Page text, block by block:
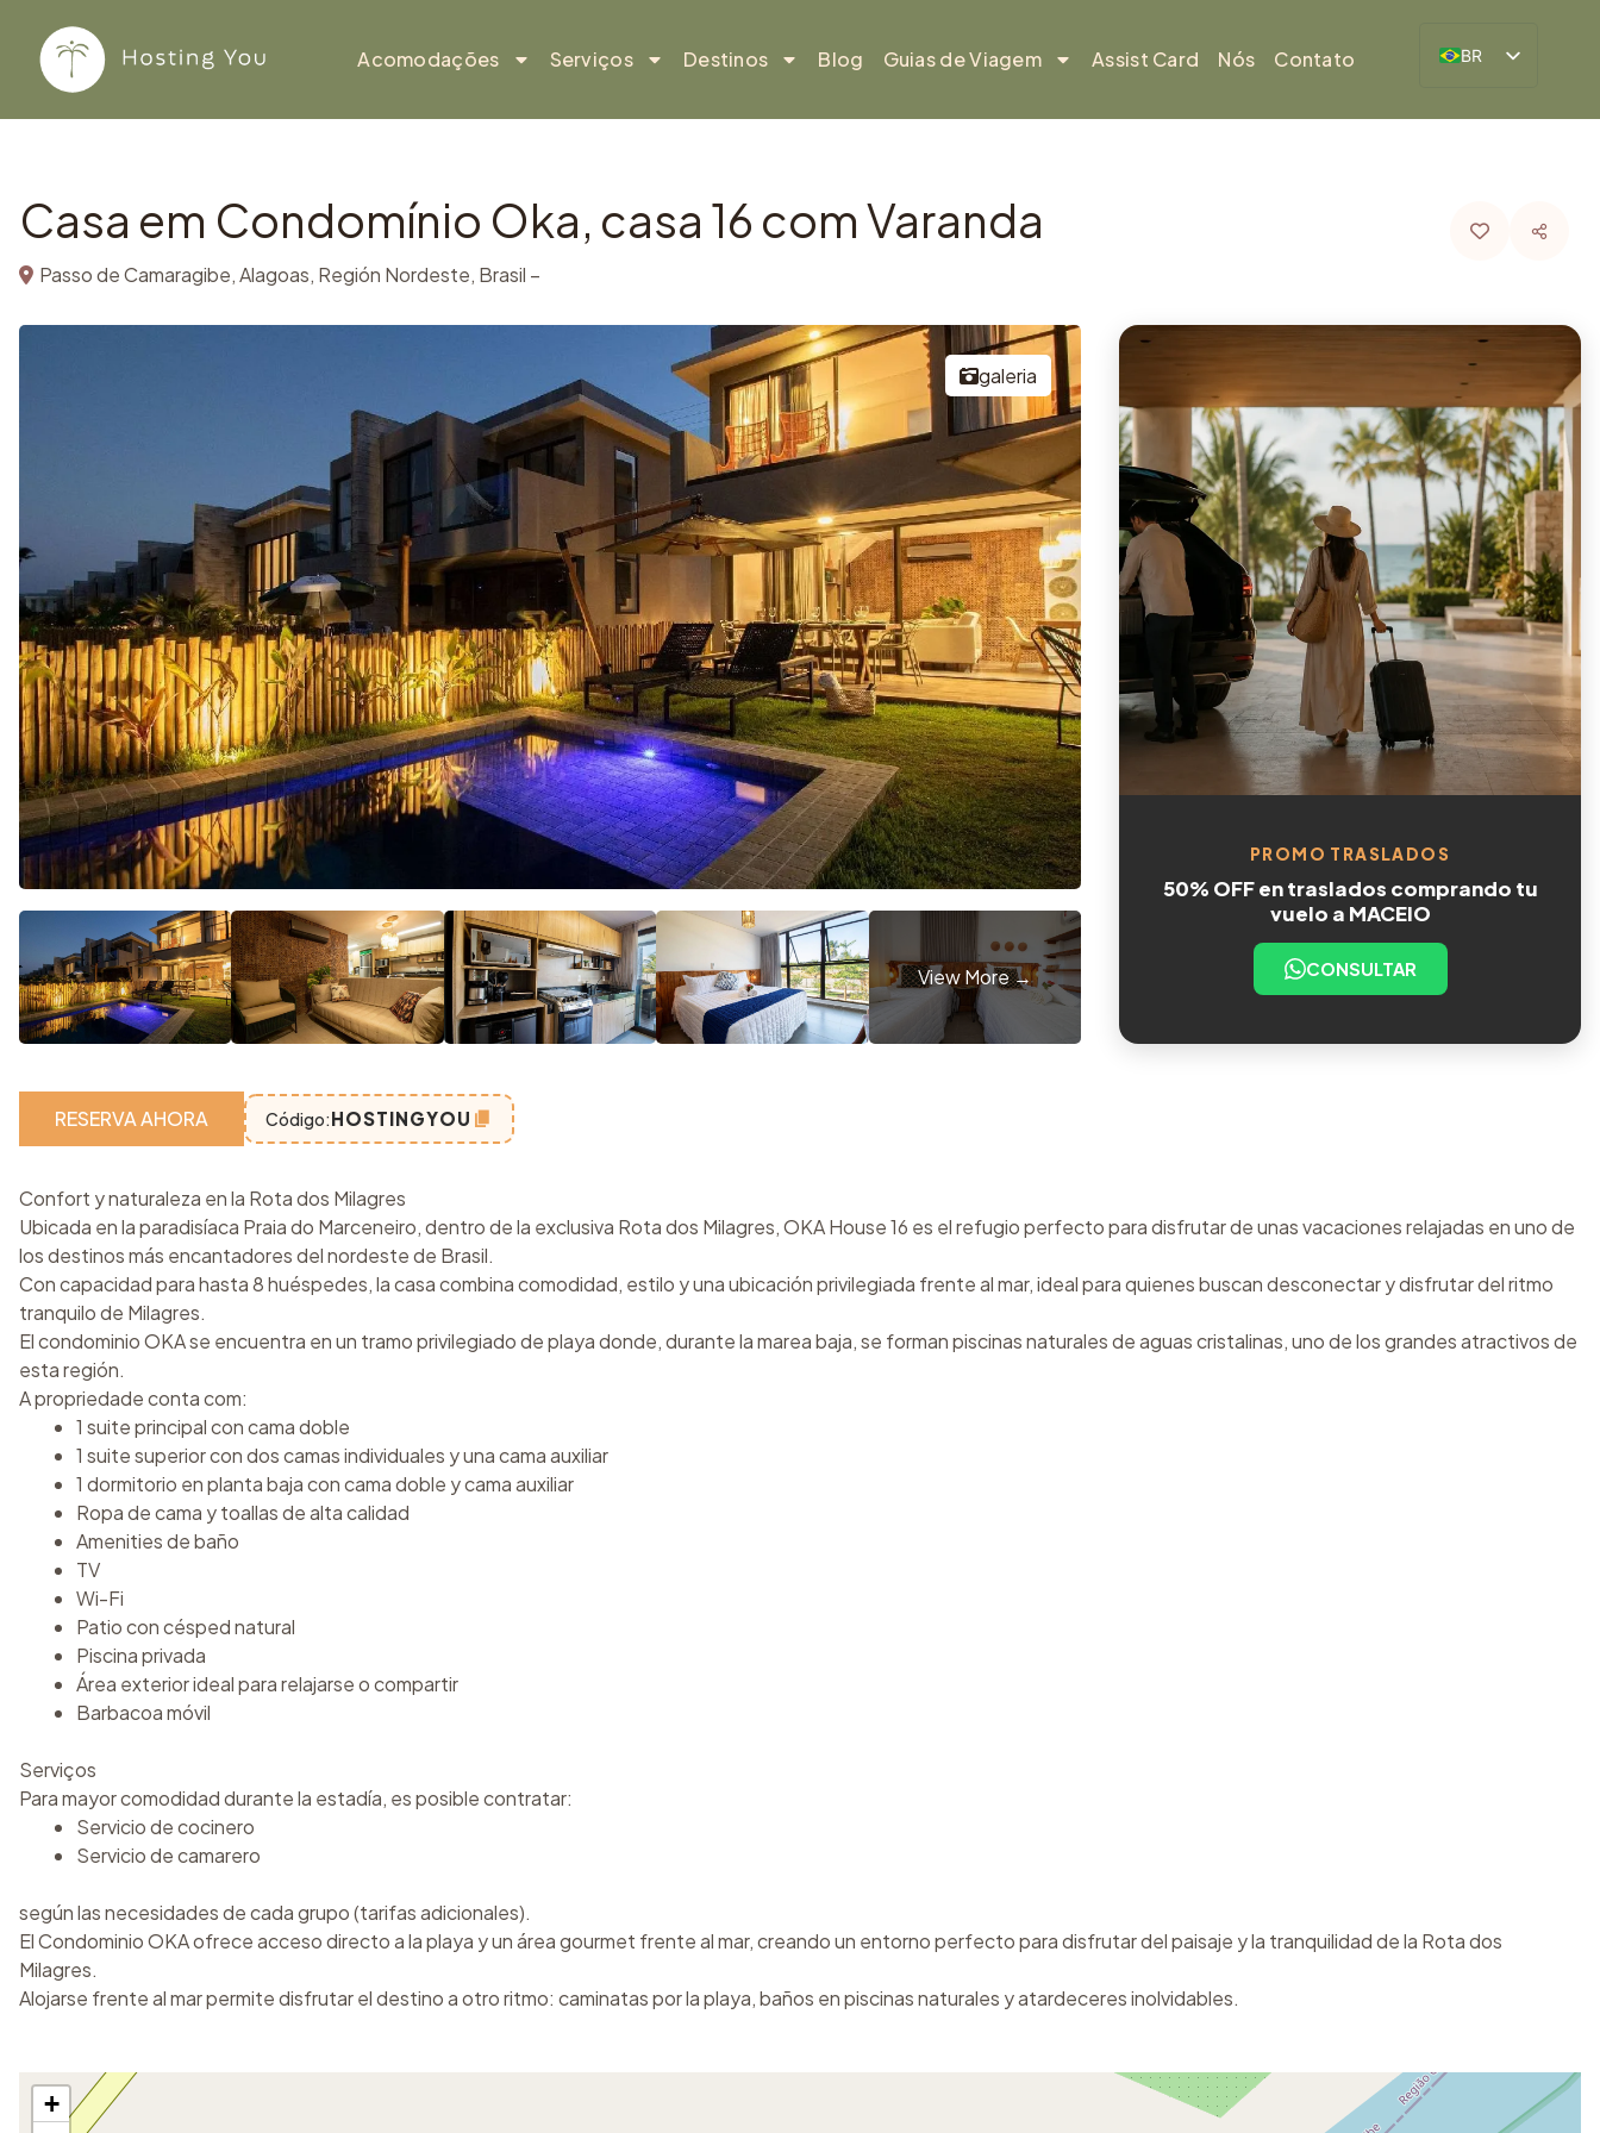
Acomodações
Serviços Destinos Blog Guias de Viagem Assist Card Nós Contato
BR
Casa em Condomínio Oka, casa 16 com Varanda
Passo de Camaragibe, Alagoas, Región Nordeste, Brasil –
galeria
PROMO TRASLADOS
50% OFF en traslados comprando tu
vuelo a MACEIO
CONSULTAR
RESERVA AHORA Código:HOSTINGYOU
Confort y naturaleza en la Rota dos Milagres
Ubicada en la paradisíaca Praia do Marceneiro, dentro de la exclusiva Rota dos Milagres, OKA House 16 es el refugio perfecto para disfrutar de unas vacaciones relajadas en uno de
los destinos más encantadores del nordeste de Brasil.
Con capacidad para hasta 8 huéspedes, la casa combina comodidad, estilo y una ubicación privilegiada frente al mar, ideal para quienes buscan desconectar y disfrutar del ritmo
tranquilo de Milagres.
El condominio OKA se encuentra en un tramo privilegiado de playa donde, durante la marea baja, se forman piscinas naturales de aguas cristalinas, uno de los grandes atractivos de
esta región.
A propriedade conta com:
1 suite principal con cama doble
1 suite superior con dos camas individuales y una cama auxiliar
1 dormitorio en planta baja con cama doble y cama auxiliar
Ropa de cama y toallas de alta calidad
Amenities de baño
TV
Wi-Fi
Patio con césped natural
Piscina privada
Área exterior ideal para relajarse o compartir
Barbacoa móvil
Serviços
Para mayor comodidad durante la estadía, es posible contratar:
Servicio de cocinero
Servicio de camarero
según las necesidades de cada grupo (tarifas adicionales).
El Condominio OKA ofrece acceso directo a la playa y un área gourmet frente al mar, creando un entorno perfecto para disfrutar del paisaje y la tranquilidad de la Rota dos
Milagres.
Alojarse frente al mar permite disfrutar el destino a otro ritmo: caminatas por la playa, baños en piscinas naturales y atardeceres inolvidables.
+